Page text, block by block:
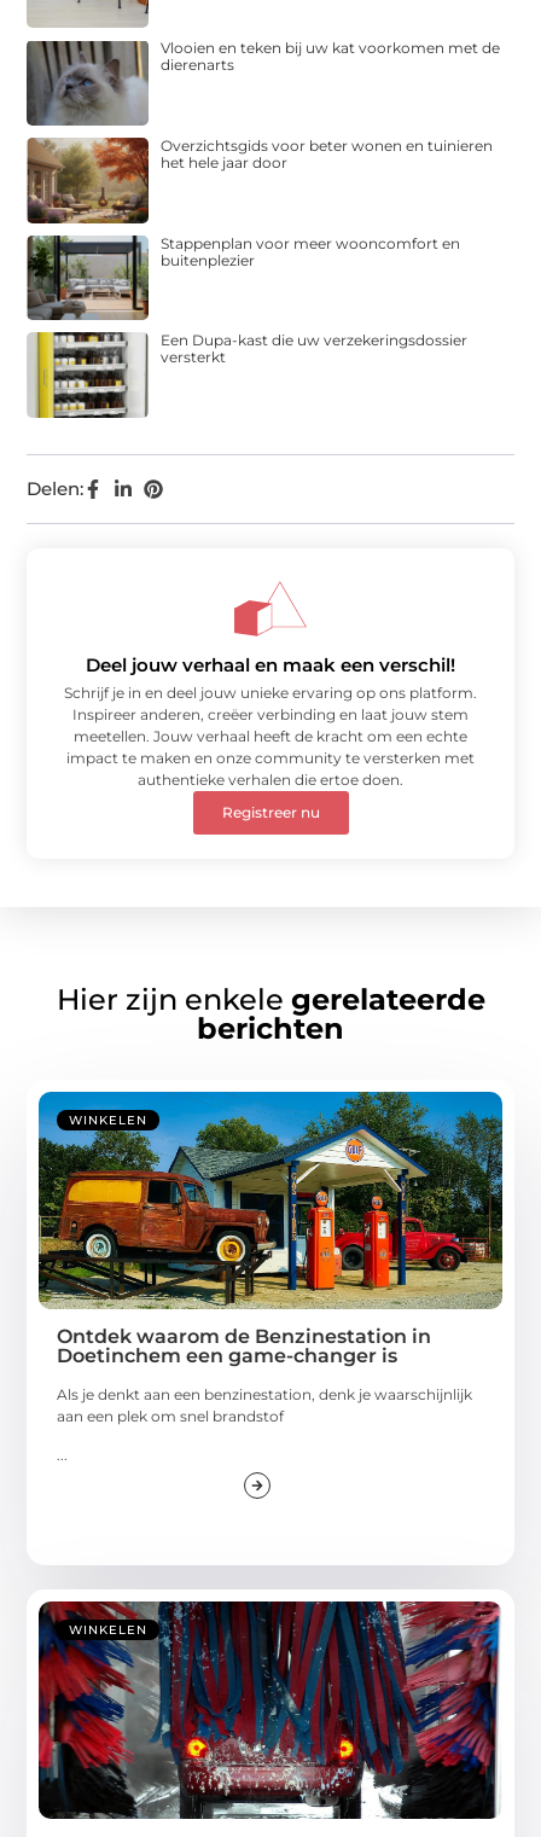
Delen:
Vlooien en teken bij uw kat voorkomen met de
dierenarts
Overzichtsgids voor beter wonen en tuinieren
het hele jaar door
Stappenplan voor meer wooncomfort en
buitenplezier
Een Dupa-kast die uw verzekeringsdossier
versterkt
Deel jouw verhaal en maak een verschil!
Schrijf je in en deel jouw unieke ervaring op ons platform.
Inspireer anderen, creëer verbinding en laat jouw stem
meetellen. Jouw verhaal heeft de kracht om een echte
impact te maken en onze community te versterken met
authentieke verhalen die ertoe doen.
Registreer nu
Hier zijn enkele gerelateerde
berichten
WINKELEN
Ontdek waarom de Benzinestation in
Doetinchem een game-changer is
Als je denkt aan een benzinestation, denk je waarschijnlijk
aan een plek om snel brandstof
...
WINKELEN